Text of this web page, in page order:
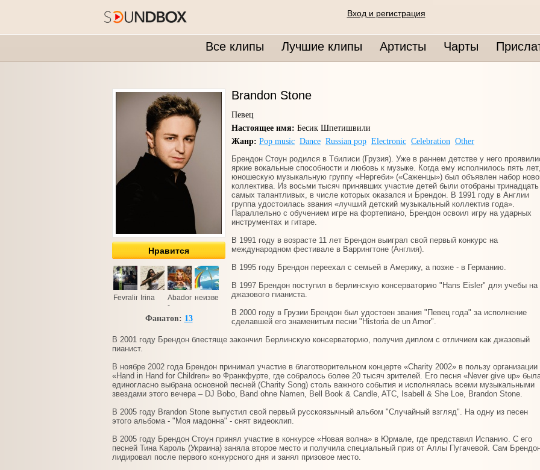
Вход и регистрация
Все клипы Лучшие клипы Артисты Чарты
Нравится
FevralinaIrina
Abadon
-
of Hell
неизвестно_кто
Фанатов: 13
Brandon Stone
Певец
Настоящее имя: Бесик Шпетишвили
Жанр: Pop music Dance Russian pop Electronic Celebration Other
Брендон Стоун родился в Тбилиси (Грузия). Уже в раннем детстве у него
яркие вокальные способности и любовь к музыке. Когда ему исполнилось пять
юношескую музыкальную группу «Нергеби» («Саженцы») был объявлен набор
коллектива. Из восьми тысяч принявших участие детей были отобраны тринадцать
самых талантливых, в числе которых оказался и Брендон. В 1991 году в Англии
группа удостоилась звания «лучший детский музыкальный коллектив года».
Параллельно с обучением игре на фортепиано, Брендон освоил игру на ударных
инструментах и гитаре.
В 1991 году в возрасте 11 лет Брендон выиграл свой первый конкурс на
международном фестивале в Варрингтоне (Англия).
В 1995 году Брендон переехал с семьей в Америку, а позже - в Германию.
В 1997 Брендон поступил в берлинскую консерваторию "Hans Eisler" для учебы на
джазового пианиста.
В 2000 году в Грузии Брендон был удостоен звания "Певец года" за исполнение
сделавшей его знаменитым песни "Historia de un Amor".
В 2001 году Брендон блестяще закончил Берлинскую консерваторию, получив диплом с отличием как джазовый
пианист.
В ноябре 2002 года Брендон принимал участие в благотворительном концерте «Charity 2002» в пользу организации
«Hand in Hand for Children» во Франкфурте, где собралось более 20 тысяч зрителей. Его песня «Never give up»
единогласно выбрана основной песней (Charity Song) столь важного события и исполнялась всеми музыкальными
звездами этого вечера – DJ Bobo, Band ohne Namen, Bell Book & Candle, ATC, Isabell & She Loe, Brandon Stone.
В 2005 году Brandon Stone выпустил свой первый русскоязычный альбом "Случайный взгляд". На одну из песен
этого альбома - "Моя мадонна" - снят видеоклип.
В 2005 году Брендон Стоун принял участие в конкурсе «Новая волна» в Юрмале, где представил Испанию. С его
песней Тина Кароль (Украина) заняла второе место и получила специальный приз от Аллы Пугачевой. Сам
лидировал после первого конкурсного дня и занял призовое место.